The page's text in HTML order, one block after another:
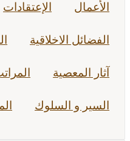
الأعمال الإعتقادات
الفضائل الاخلاقية
آثار المعصية
السير و السلوك